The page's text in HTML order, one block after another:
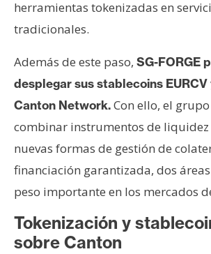
o
y
u
b
l
i
i
d
a
herramientas tokenizadas en
tradicionales.
Además de este paso, SG-FORGE
desplegar sus stablecoins EURCV
Canton Network.Con ello, el
combinar instrumentos de
nuevas formas de gestión de
financiación garantizada, dos
peso importante en los mercados
Tokenización y
sobre Canton